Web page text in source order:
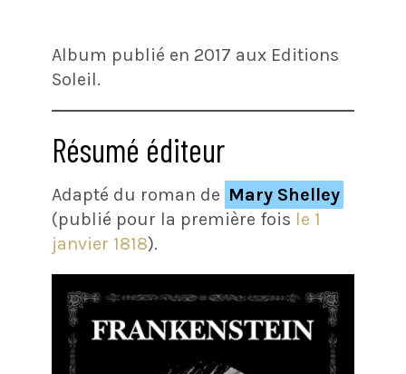
Album publié en 2017 aux Editions
Soleil.
Résumé éditeur
Adapté du roman de Mary Shelley
(publié pour la première fois le 1
janvier 1818).